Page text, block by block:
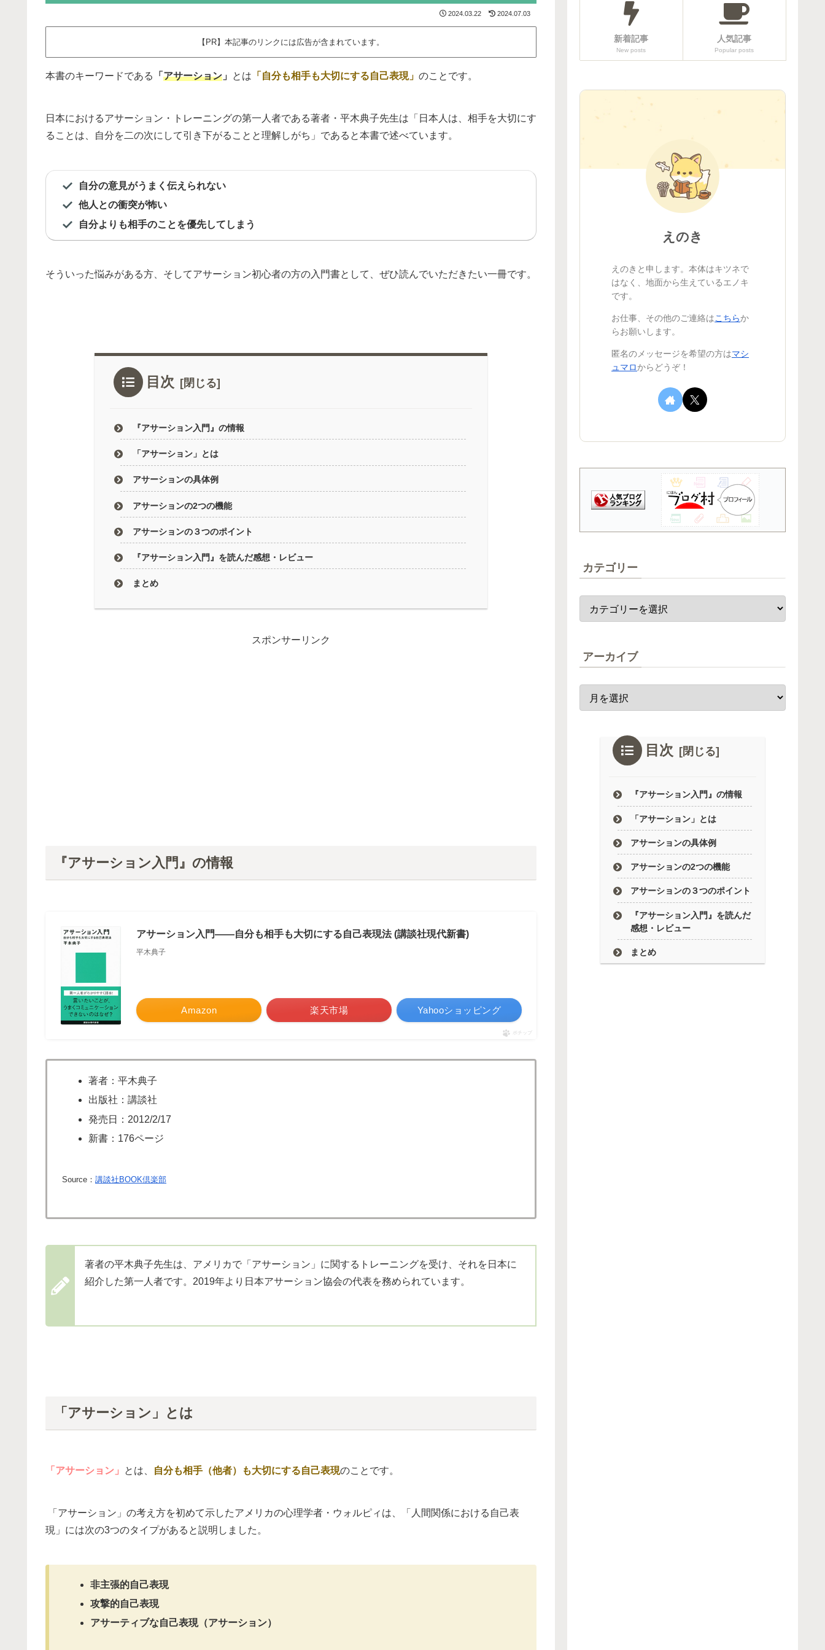
2024.03.22 2024.07.03
【PR】本記事のリンクには広告が含まれています。
本書のキーワードである 「 アサーション 」 とは 「自分も相手も大切にする自己表現」 のことです。
日本におけるアサーション・トレーニングの第一人者である著者・平木典子先生は「日本人は、相手を大切にす
ることは、自分を二の次にして引き下がることと理解しがち」であると本書で述べています。
自分の意見がうまく伝えられない
他人との衝突が怖い
自分よりも相手のことを優先してしまう
そういった悩みがある方、そしてアサーション初心者の方の入門書として、ぜひ読んでいただきたい一冊です。
目次
『アサーション入門』の情報
「アサーション」とは
アサーションの具体例
アサーションの2つの機能
アサーションの３つのポイント
『アサーション入門』を読んだ感想・レビュー
まとめ
スポンサーリンク
『アサーション入門』の情報
アサーション入門――自分も相手も大切にする自己表現法 (講談社現代新書)
平木典子
Amazon 楽天市場 Yahooショッピング
ポチップ
著者：平木典子
出版社：講談社
発売日：2012/2/17
新書：176ページ
Source： 講談社BOOK倶楽部
著者の平木典子先生は、アメリカで「アサーション」に関するトレーニングを受け、それを日本に
紹介した第一人者です。2019年より日本アサーション協会の代表を務められています。
「アサーション」とは
「アサーション」 とは、 自分も相手（他者）も大切にする自己表現のことです。
「アサーション」の考え方を初めて示したアメリカの心理学者・ウォルピィは、「人間関係における自己表
現」には次の3つのタイプがあると説明しました。
非主張的自己表現
攻撃的自己表現
アサーティブな自己表現（アサーション）
新着記事
New posts
人気記事
Popular posts
えのき
えのきと申します。本体はキツネで
はなく、地面から生えているエノキ
です。
お仕事、その他のご連絡はこちらか
らお願いします。
匿名のメッセージを希望の方はマシ
ュマロからどうぞ！
カテゴリー
アーカイブ
目次
『アサーション入門』の情報
「アサーション」とは
アサーションの具体例
アサーションの2つの機能
アサーションの３つのポイント
『アサーション入門』を読んだ
感想・レビュー
まとめ